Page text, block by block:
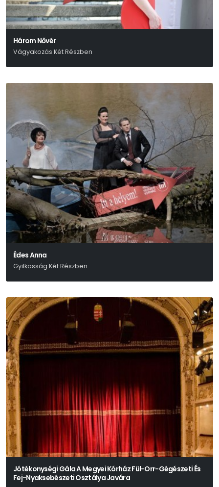
Három Nővér
Vágyakozás Két Részben
Édes Anna
Gyilkosság Két Részben
Jótékonységi Gála A Megyei Kórház Fül-Orr-Gégészeti És
Fej-Nyaksebészeti Osztálya Javára